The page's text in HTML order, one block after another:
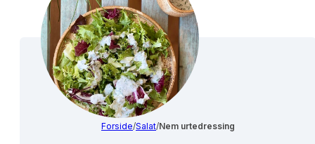
Forside/Salat/Nem urtedressing